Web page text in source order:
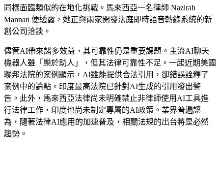
同樣面臨類似的在地化挑戰。馬來西亞一名律師 Nazirah
Mannan 便透露，她正與兩家開發法庭即時語音轉錄系統的新
創公司洽談。
儘管AI帶來諸多效益，其可靠性仍是重要課題。主流AI聊天
機器人雖「樂於助人」，但其法律可靠性不足。一起近期美國
聯邦法院的案例顯示，AI雖能提供合法引用，卻錯誤詮釋了
案例中的論點。印度最高法院已針對AI生成的引用發出警
告。此外，馬來西亞法律尚未明確禁止非律師使用AI工具進
行法律工作，印度也尚未制定專屬的AI政策。業界普遍認
為，隨著法律AI應用的加速普及，相關法規的出台將是必然
趨勢。